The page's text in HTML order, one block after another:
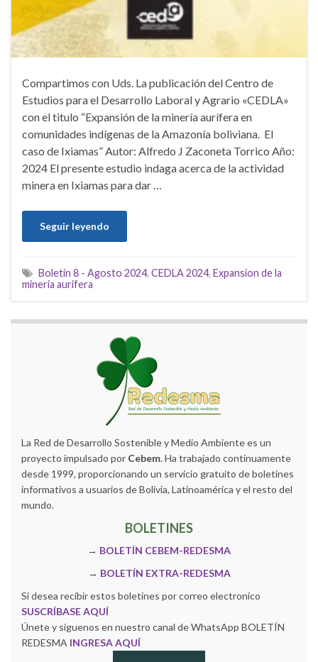
Compartimos con Uds. La publicación del Centro de
Estudios para el Desarrollo Laboral y Agrario «CEDLA»
con el titulo “Expansión de la minería aurífera en
comunidades indígenas de la Amazonía boliviana. El
caso de Ixiamas” Autor: Alfredo J Zaconeta Torrico Año:
2024 El presente estudio indaga acerca de la actividad
minera en Ixiamas para dar …
Seguir leyendo
Boletin 8 - Agosto 2024, CEDLA 2024, Expansion de la
mineria aurifera
La Red de Desarrollo Sostenible y Medio Ambiente es un
proyecto impulsado por Cebem. Ha trabajado continuamente
desde 1999, proporcionando un servicio gratuito de boletines
informativos a usuarios de Bolivia, Latinoamérica y el resto del
mundo.
BOLETINES
→ BOLETÍN CEBEM-REDESMA
→ BOLETÍN EXTRA-REDESMA
Si desea recibir estos boletines por correo electronico
SUSCRÍBASE AQUÍ
Únete y siguenos en nuestro canal de WhatsApp BOLETÍN
REDESMA INGRESA AQUÍ